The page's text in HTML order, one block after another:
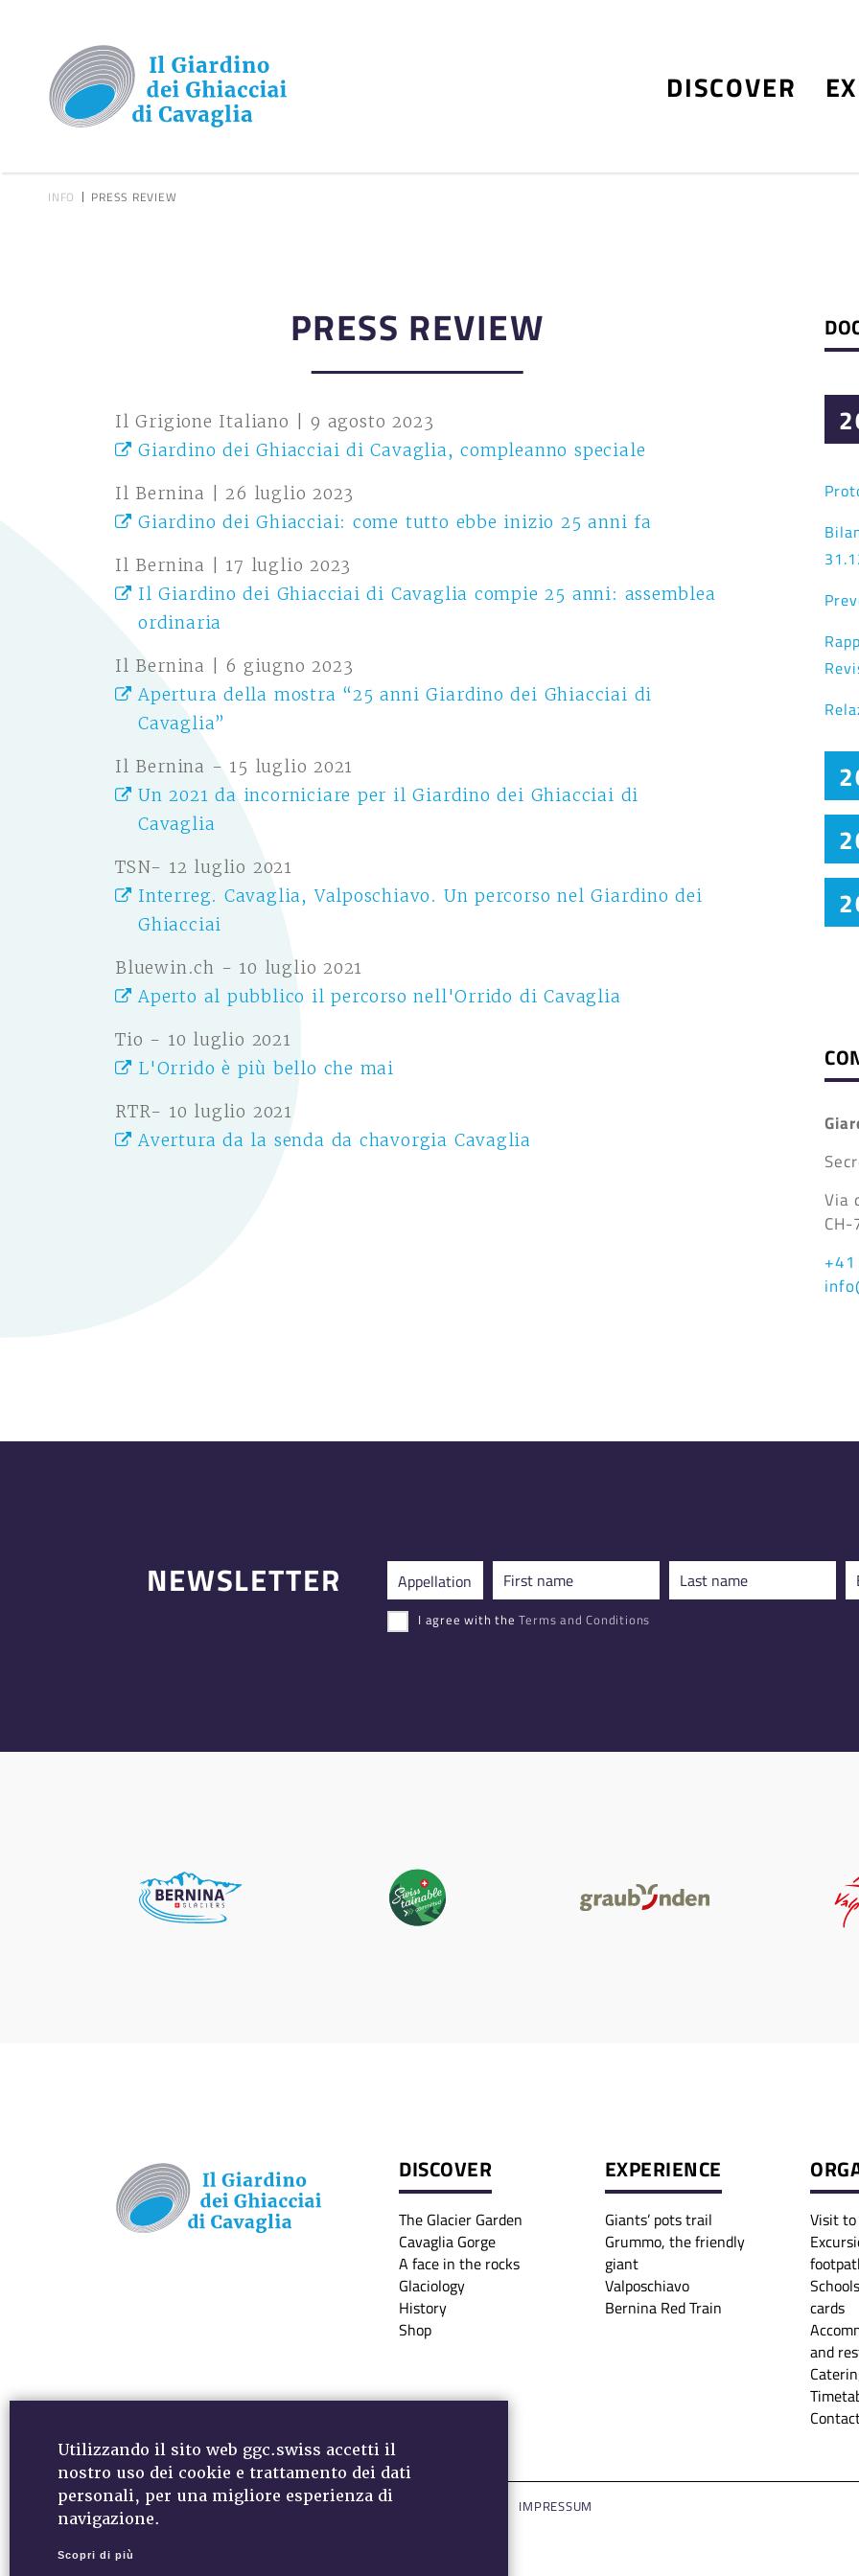
DISCOVER
INFO PRESS REVIEW
PRESS REVIEW
Il Grigione Italiano | 9 agosto 2023
Giardino dei Ghiacciai di Cavaglia, compleanno speciale
Il Bernina | 26 luglio 2023
Giardino dei Ghiacciai: come tutto ebbe inizio 25 anni fa
Il Bernina | 17 luglio 2023
Il Giardino dei Ghiacciai di Cavaglia compie 25 anni: assemblea
ordinaria
Il Bernina | 6 giugno 2023
Apertura della mostra “25 anni Giardino dei Ghiacciai di
Cavaglia”
Il Bernina - 15 luglio 2021
Un 2021 da incorniciare per il Giardino dei Ghiacciai di
Cavaglia
TSN- 12 luglio 2021
Interreg. Cavaglia, Valposchiavo. Un percorso nel Giardino dei
Ghiacciai
Bluewin.ch - 10 luglio 2021
Aperto al pubblico il percorso nell'Orrido di Cavaglia
Tio - 10 luglio 2021
L'Orrido è più bello che mai
RTR- 10 luglio 2021
Avertura da la senda da chavorgia Cavaglia
Via
NEWSLETTER
I agree with theTerms and Conditions
DISCOVER
The Glacier Garden
Cavaglia Gorge
A face in the rocks
Glaciology
History
Shop
EXPERIENCE
Giants’ pots trail
Grummo, the friendly
giant
Valposchiavo
Bernina Red Train
Visit to
cards
and
MEDIA - DOWNLOADS VIDEO NEWSLETTER
IMPRESSUM
DATA PROTECTION
Utilizzando il sito web ggc.swiss accetti il
nostro uso dei cookie e trattamento dei dati
personali, per una migliore esperienza di
navigazione.
Scopri di più